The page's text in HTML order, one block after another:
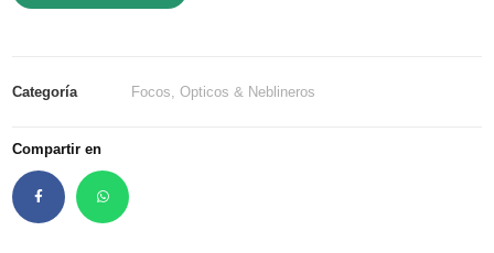
Categoría Focos, Opticos & Neblineros
Compartir en